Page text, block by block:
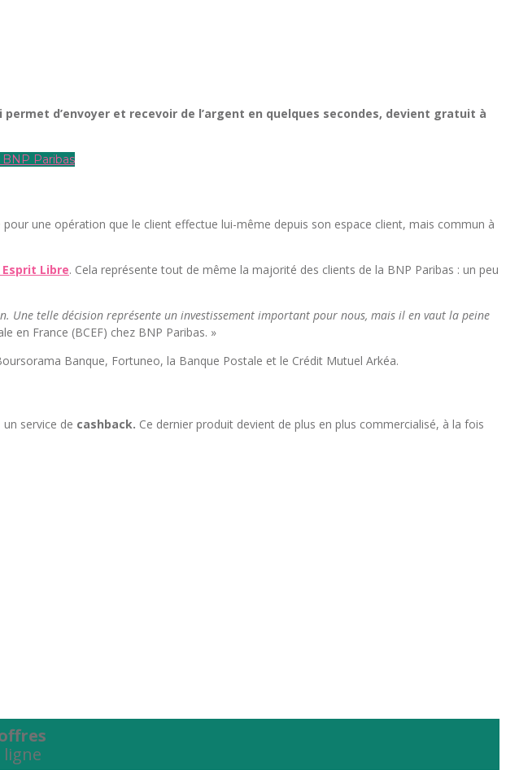
d’envoyer et recevoir de l’argent en quelques secondes, devient gratuit à
Paribas
une opération que le client effectue lui-même depuis son espace client, mais commun à
Libre. Cela représente tout de même la majorité des clients de la BNP Paribas : un peu
Une telle décision représente un investissement important pour nous, mais il en vaut la peine
en France (BCEF) chez BNP Paribas. »
Banque, Fortuneo, la Banque Postale et le Crédit Mutuel Arkéa.
service de cashback. Ce dernier produit devient de plus en plus commercialisé, à la fois
ligne